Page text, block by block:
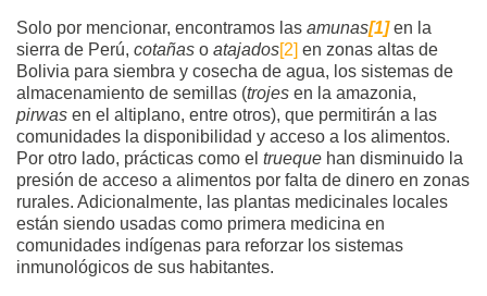
Solo por mencionar, encontramos las amunas[1]en la
sierra de Perú, cotañas o atajados[2] en zonas altas de
Bolivia para siembra y cosecha de agua, los sistemas de
almacenamiento de semillas (trojes en la amazonia,
pirwas en el altiplano, entre otros), que permitirán a las
comunidades la disponibilidad y acceso a los alimentos.
Por otro lado, prácticas como el trueque han disminuido la
presión de acceso a alimentos por falta de dinero en zonas
rurales. Adicionalmente, las plantas medicinales locales
están siendo usadas como primera medicina en
comunidades indígenas para reforzar los sistemas
inmunológicos de sus habitantes.